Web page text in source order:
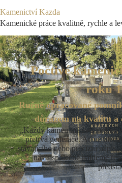
Kamenictví Kazda
Kamenické práce kvalitně, rychle a
Poctivé
roku
Ručně opracované
důrazem na kvalitu a
„Každý kámen má svůj příběh
přetrvá generace. Ať už
stávajícího nebo precizní nápis,
nás a společně najdeme